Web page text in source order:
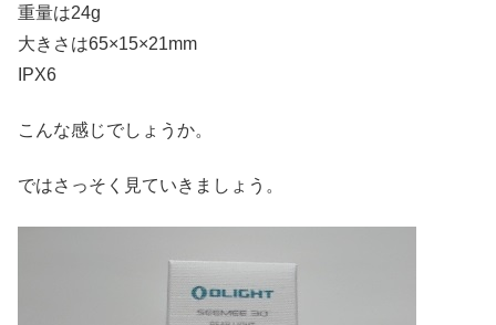
重量は24g
大きさは65×15×21mm
IPX6
こんな感じでしょうか。
ではさっそく見ていきましょう。